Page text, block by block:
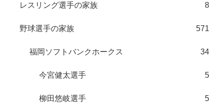
レスリング選手の家族 8
野球選手の家族 571
福岡ソフトバンクホークス 34
今宮健太選手 5
柳田悠岐選手 5